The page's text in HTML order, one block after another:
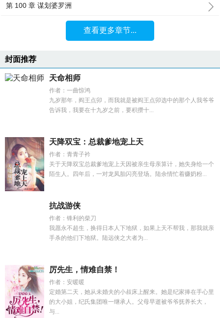
第 100 章 谋划婆罗洲
查看更多章节...
封面推荐
天命相师
作者：一曲惊鸿
九岁那年，阎王点卯，而我就是被阎王点卯选中的那个人我爷爷
告诉我，我要在十九岁之前，要积攒十...
天降双宝：总裁爹地宠上天
作者：青青子衿
关于天降双宝总裁爹地宠上天因被亲生母亲算计，她失身给一个
陌生人。四年后，一对龙凤胎闪亮登场。陆余情忙着赚奶粉...
抗战游侠
作者：锋利的柴刀
我愿永不超生，换得日本人下地狱，如果上天不帮我，那我就亲
手杀的他们下地狱。陆远侠之大者为...
厉先生，情难自禁！
作者：安暖暖
定婚第二天，她从未婚夫的小叔床上醒来。她是纪家捧在手心里
的大小姐，纪氏集团唯一继承人。父母早逝被爷爷抚养长大，
与...